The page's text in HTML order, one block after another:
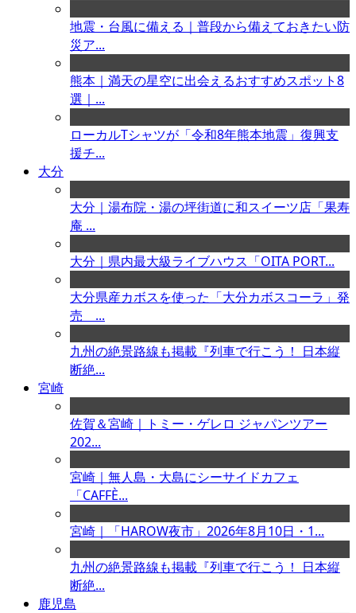
地震・台風に備える｜普段から備えておきたい防
災ア...
熊本｜満天の星空に出会えるおすすめスポット8
選｜...
ローカルTシャツが「令和8年熊本地震」復興支
援チ...
大分
大分｜湯布院・湯の坪街道に和スイーツ店「果寿
庵 ...
大分｜県内最大級ライブハウス「OITA PORT...
大分県産カボスを使った「大分カボスコーラ」発
売 ...
九州の絶景路線も掲載『列車で行こう！ 日本縦
断絶...
宮崎
佐賀＆宮崎｜トミー・ゲレロ ジャパンツアー
202...
宮崎｜無人島・大島にシーサイドカフェ
「CAFFÈ...
宮崎｜「HAROW夜市」2026年8月10日・1...
九州の絶景路線も掲載『列車で行こう！ 日本縦
断絶...
鹿児島